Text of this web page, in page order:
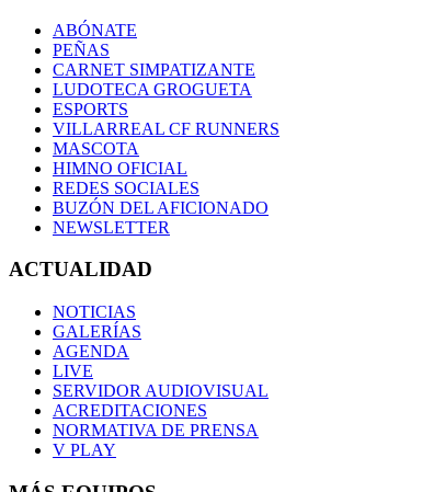
ABÓNATE
PEÑAS
CARNET SIMPATIZANTE
LUDOTECA GROGUETA
ESPORTS
VILLARREAL CF RUNNERS
MASCOTA
HIMNO OFICIAL
REDES SOCIALES
BUZÓN DEL AFICIONADO
NEWSLETTER
ACTUALIDAD
NOTICIAS
GALERÍAS
AGENDA
LIVE
SERVIDOR AUDIOVISUAL
ACREDITACIONES
NORMATIVA DE PRENSA
V PLAY